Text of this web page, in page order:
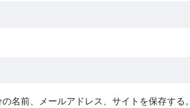
名前、メールアドレス、サイトを保存する。